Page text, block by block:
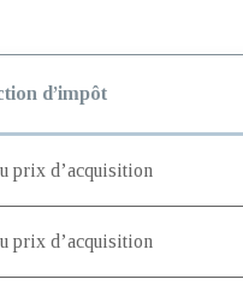
d’impôt
prix d’acquisition
prix d’acquisition